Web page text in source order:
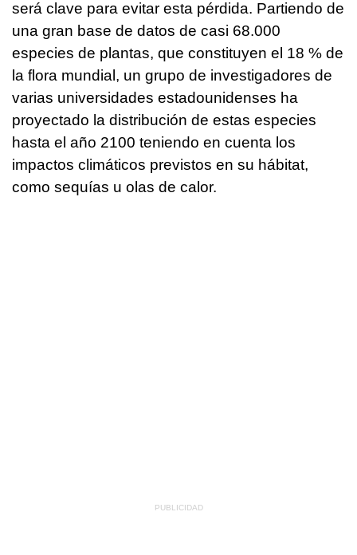
será clave para evitar esta pérdida. Partiendo de
una gran base de datos de casi 68.000
especies de plantas, que constituyen el 18 % de
la flora mundial, un grupo de investigadores de
varias universidades estadounidenses ha
proyectado la distribución de estas especies
hasta el año 2100 teniendo en cuenta los
impactos climáticos previstos en su hábitat,
como sequías u olas de calor.